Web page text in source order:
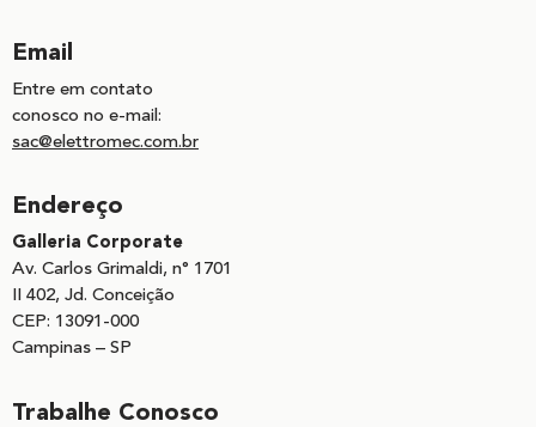
Email
Entre em contato
conosco no e-mail:
sac@elettromec.com.br
Endereço
Galleria Corporate
Av. Carlos Grimaldi, n° 1701
II 402, Jd. Conceição
CEP: 13091-000
Campinas – SP
Trabalhe Conosco